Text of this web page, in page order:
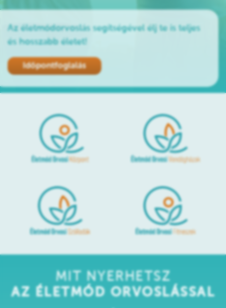
Az életmódorvoslás segítségével élj te is teljes
és hosszabb életet!
Időpontfoglalás
MIT NYERHETSZ
AZ ÉLETMÓD ORVOSLÁSSAL